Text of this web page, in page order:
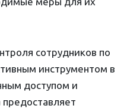
сотрудников по
инструментом в
доступом и